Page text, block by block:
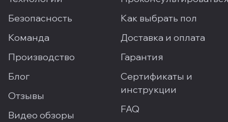
Безопасность
Команда
Производство
Блог
Отзывы
Видео обзоры
Как выбрать пол
Доставка и оплата
Гарантия
Сертификаты и
инструкции
FAQ